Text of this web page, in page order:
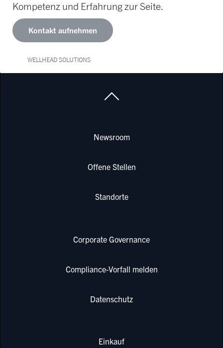
Kompetenz und Erfahrung zur Seite.
Kontakt aufnehmen
WELLHEAD SOLUTIONS
Newsroom
Offene Stellen
Standorte
Corporate Governance
Compliance-Vorfall melden
Datenschutz
Einkauf